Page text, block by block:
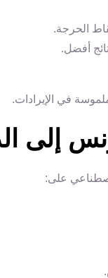
الحرجة.
أفضل.
في الإيرادات.
إلى
على: